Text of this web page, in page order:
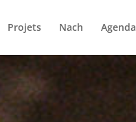
Projets Nach Agenda